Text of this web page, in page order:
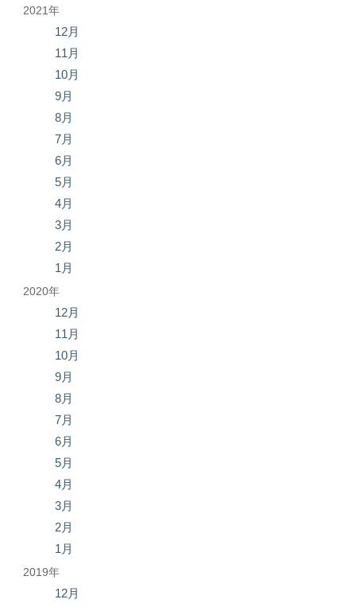
2021年
12月
11月
10月
9月
8月
7月
6月
5月
4月
3月
2月
1月
2020年
12月
11月
10月
9月
8月
7月
6月
5月
4月
3月
2月
1月
2019年
12月